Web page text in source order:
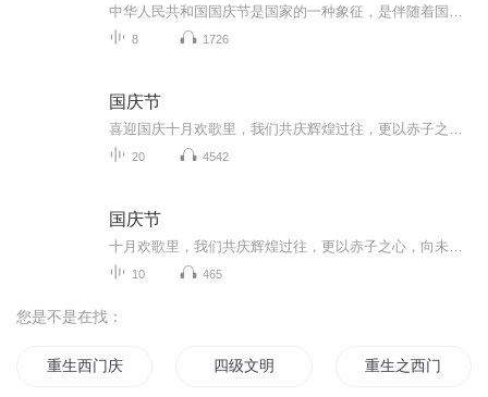
8 1726
国庆节
20 4542
国庆节
10 465
您是不是在找：
重生西门庆 四级文明 重生之西门庆